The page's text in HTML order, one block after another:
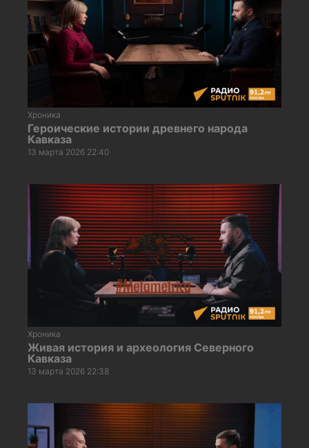
Хроника
Героические истории древнего народа
Кавказа
13 марта 2026 22:40
Хроника
Живая история и археология Северного
Кавказа
13 марта 2026 22:38